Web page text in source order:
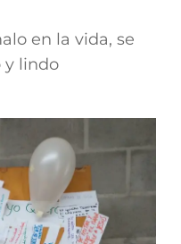
en la vida, se
y lindo